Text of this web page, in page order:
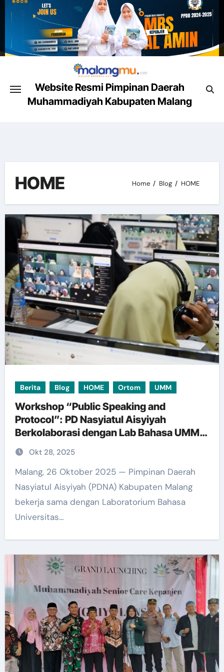
Skip
Website Resmi Pimpinan Daerah
Muhammadiyah Kabupaten Malang
HOME Home Blog HOME
Berita Blog HOME Ortom UMM
Workshop “Public Speaking and
Protocol”: PD Nasyiatul Aisyiyah
Berkolaborasi dengan Lab Bahasa UMM
Tingkatkan Kompetensi Anggota Nasyiah
untuk menjadi Public Speaker
Okt 28, 2025
Malang, 26 Oktober 2025 — Pimpinan Daerah
Nasyiatul Aisyiyah (PDNA) Kabupaten Malang
bekerja sama dengan Laboratorium Bahasa
Universitas…